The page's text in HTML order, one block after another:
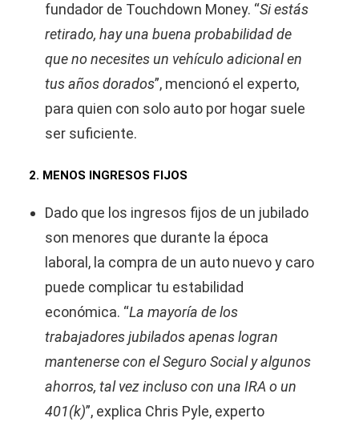
fundador de Touchdown Money. “Si estás
retirado, hay una buena probabilidad de
que no necesites un vehículo adicional en
tus años dorados”, mencionó el experto,
para quien con solo auto por hogar suele
ser suficiente.
2. MENOS INGRESOS FIJOS
Dado que los ingresos fijos de un jubilado
son menores que durante la época
laboral, la compra de un auto nuevo y caro
puede complicar tu estabilidad
económica. “La mayoría de los
trabajadores jubilados apenas logran
mantenerse con el Seguro Social y algunos
ahorros, tal vez incluso con una IRA o un
401(k)”, explica Chris Pyle, experto